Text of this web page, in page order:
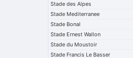
Stade des Alpes
Stade Mediterranee
Stade Bonal
Stade Ernest Wallon
Stade du Moustoir
Stade Francis Le Basser